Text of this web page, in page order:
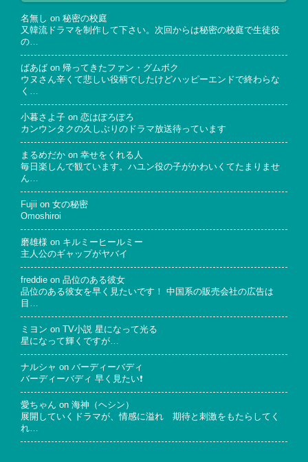
名無し on 秘密の校庭
又韓流ドラマを制作して下さい。次回からは秘密の校庭で生徒役
の…
ばあば on 帰ってきたファン・グムボク
ウヌさん辛くて悲しい役柄でしたけどハッピーエンドで終わらな
く…
小暮さよ子 on 恋はぽろぽろ
カンウンタクの久しぶりのドラマ放送待っています
まるめだか on 幸せをくれる人
毎日楽しんで観ています。ハユン役の子がかわいくてたまりませ
ん…
Fujii on 女の秘密
Omoshiroi
磨雄様 on キルミーヒールミー
主人公のギャップがヤバイ
freddie on 品位のある彼女
品位のある彼女を早く見たいです！ 中国系の販売会社の広告は
目…
ミヨン on
TV小説 星になって光る
星になって輝くですが…
ナルシャ on バーディーバディ
バーディーバディ 早く見たい❗
愛ちゃん on 海神（ヘシン）
展開していくドラマが、情感に溢れ 期待と刺激をもたらしてく
れ…